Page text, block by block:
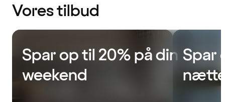
Vores tilbud
Spar op til 20% på din
weekend
Spar